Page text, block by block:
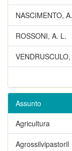
NASCIMENTO,
ROSSONI, A. L.
Assunto
Agricultura
Agrossilvipastoril